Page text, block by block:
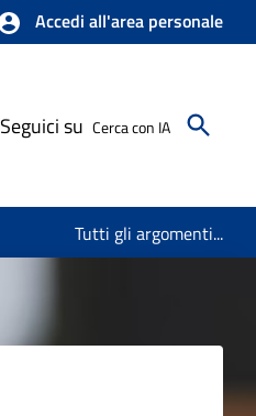
Accedi all'area personale
Seguici su Cerca con IA
Tutti gli argomenti...